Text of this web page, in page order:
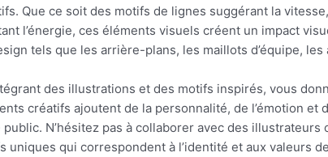
Que ce soit des motifs de lignes suggérant la
l’énergie, ces éléments visuels créent un impact
tels que les arrière-plans, les maillots d’équipe,
des illustrations et des motifs inspirés, vous
créatifs ajoutent de la personnalité, de l’émotion et
public. N’hésitez pas à collaborer avec des
uniques qui correspondent à l’identité et aux valeurs